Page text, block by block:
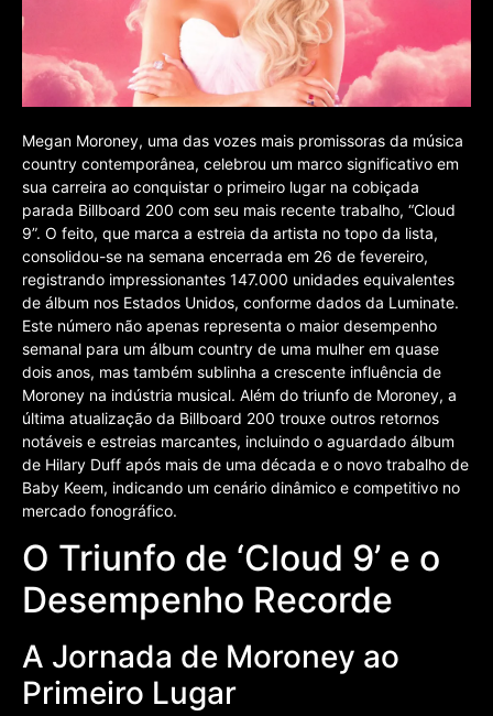
Megan Moroney, uma das vozes mais promissoras da música
country contemporânea, celebrou um marco significativo em
sua carreira ao conquistar o primeiro lugar na cobiçada
parada Billboard 200 com seu mais recente trabalho, “Cloud
9”. O feito, que marca a estreia da artista no topo da lista,
consolidou-se na semana encerrada em 26 de fevereiro,
registrando impressionantes 147.000 unidades equivalentes
de álbum nos Estados Unidos, conforme dados da Luminate.
Este número não apenas representa o maior desempenho
semanal para um álbum country de uma mulher em quase
dois anos, mas também sublinha a crescente influência de
Moroney na indústria musical. Além do triunfo de Moroney, a
última atualização da Billboard 200 trouxe outros retornos
notáveis e estreias marcantes, incluindo o aguardado álbum
de Hilary Duff após mais de uma década e o novo trabalho de
Baby Keem, indicando um cenário dinâmico e competitivo no
mercado fonográfico.
O Triunfo de ‘Cloud 9’ e o
Desempenho Recorde
A Jornada de Moroney ao
Primeiro Lugar